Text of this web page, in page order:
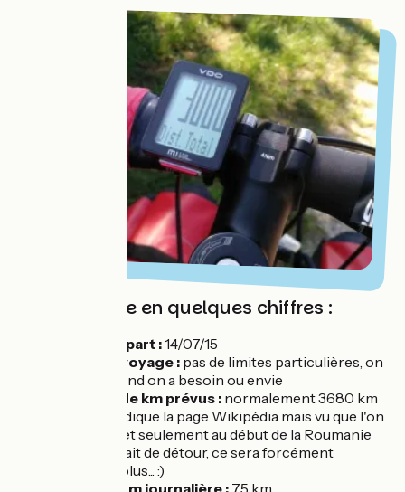
Votre voyage en quelques chiffres :
Jour du départ :14/07/15
Durée du voyage : pas de limites particulières, on
s'arrête quand on a besoin ou envie
Combien de km prévus : normalement 3680 km
comme l'indique la page Wikipédia mais vu que l'on
est à 3850 et seulement au début de la Roumanie
sans avoir fait de détour, ce sera forcément
beaucoup plus... :)